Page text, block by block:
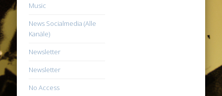
Music
News Socialmedia (Alle
Kanäle)
Newsletter
Newsletter
No Access